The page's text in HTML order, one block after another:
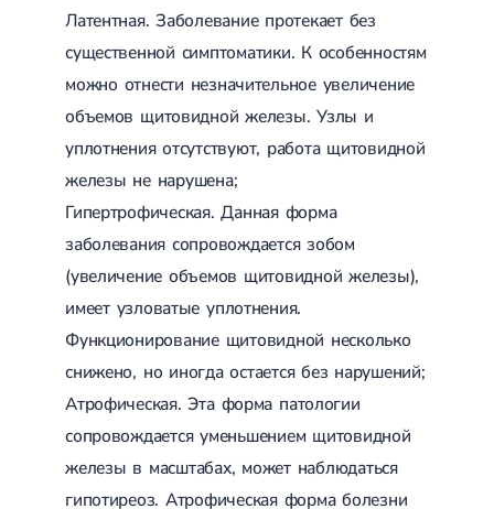
Переломы
Лечение переломов лодыжек
Лечение переломов ключицы
Лечение переломов плеча
Лечение переломов костей таза
Иммобилизация
Лечение переломов голени
Лечение переломов пятки
Протез синовиальной жидкости
PRP-терапия
Разрыв связок плечевого сустава
Разрыв связок локтевого сустава
Разрыв связок голеностопа
Травмы сухожилий и мышц
Эндокринология
Латентная. Заболевание протекает без
существенной симптоматики. К особенностям
можно отнести незначительное увеличение
объемов щитовидной железы. Узлы и
уплотнения отсутствуют, работа щитовидной
железы не нарушена;
Гипертрофическая. Данная форма
заболевания сопровождается зобом
(увеличение объемов щитовидной железы),
имеет узловатые уплотнения.
Функционирование щитовидной несколько
снижено, но иногда остается без нарушений;
Атрофическая. Эта форма патологии
сопровождается уменьшением щитовидной
железы в масштабах, может наблюдаться
гипотиреоз. Атрофическая форма болезни